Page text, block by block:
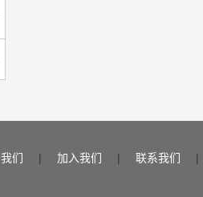
们 | 加入我们 | 联系我们 |